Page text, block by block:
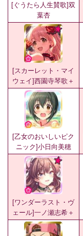
[ぐうたら人生賛歌]双
葉杏
[スカーレット・マイ
ウェイ]西園寺琴歌＋
[乙女のおいしいピク
ニック]小日向美穂
[ワンダーラスト・ヴ
ェール]一ノ瀬志希＋